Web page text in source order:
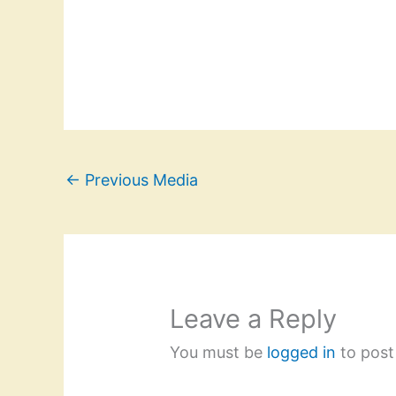
← Previous Media
Leave a Reply
You must be logged in to